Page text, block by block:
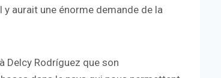
y aurait une énorme demande de la
Delcy Rodríguez que son